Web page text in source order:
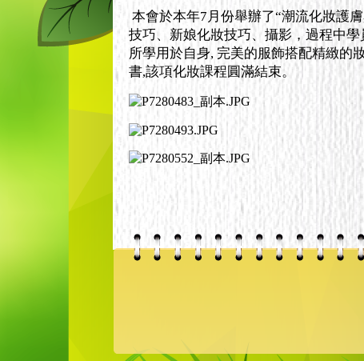
本會於本年7月份舉辦了“潮流化妝護
技巧、新娘化妝技巧、攝影，過程中
所學用於自身, 完美的服飾搭配精緻的
書,該項化妝課程圓滿結束。